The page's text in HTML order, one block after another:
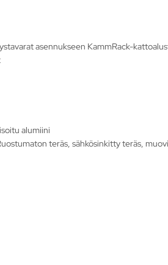
asennukseen KammRack-
alumiini
teräs, sähkösinkitty teräs,